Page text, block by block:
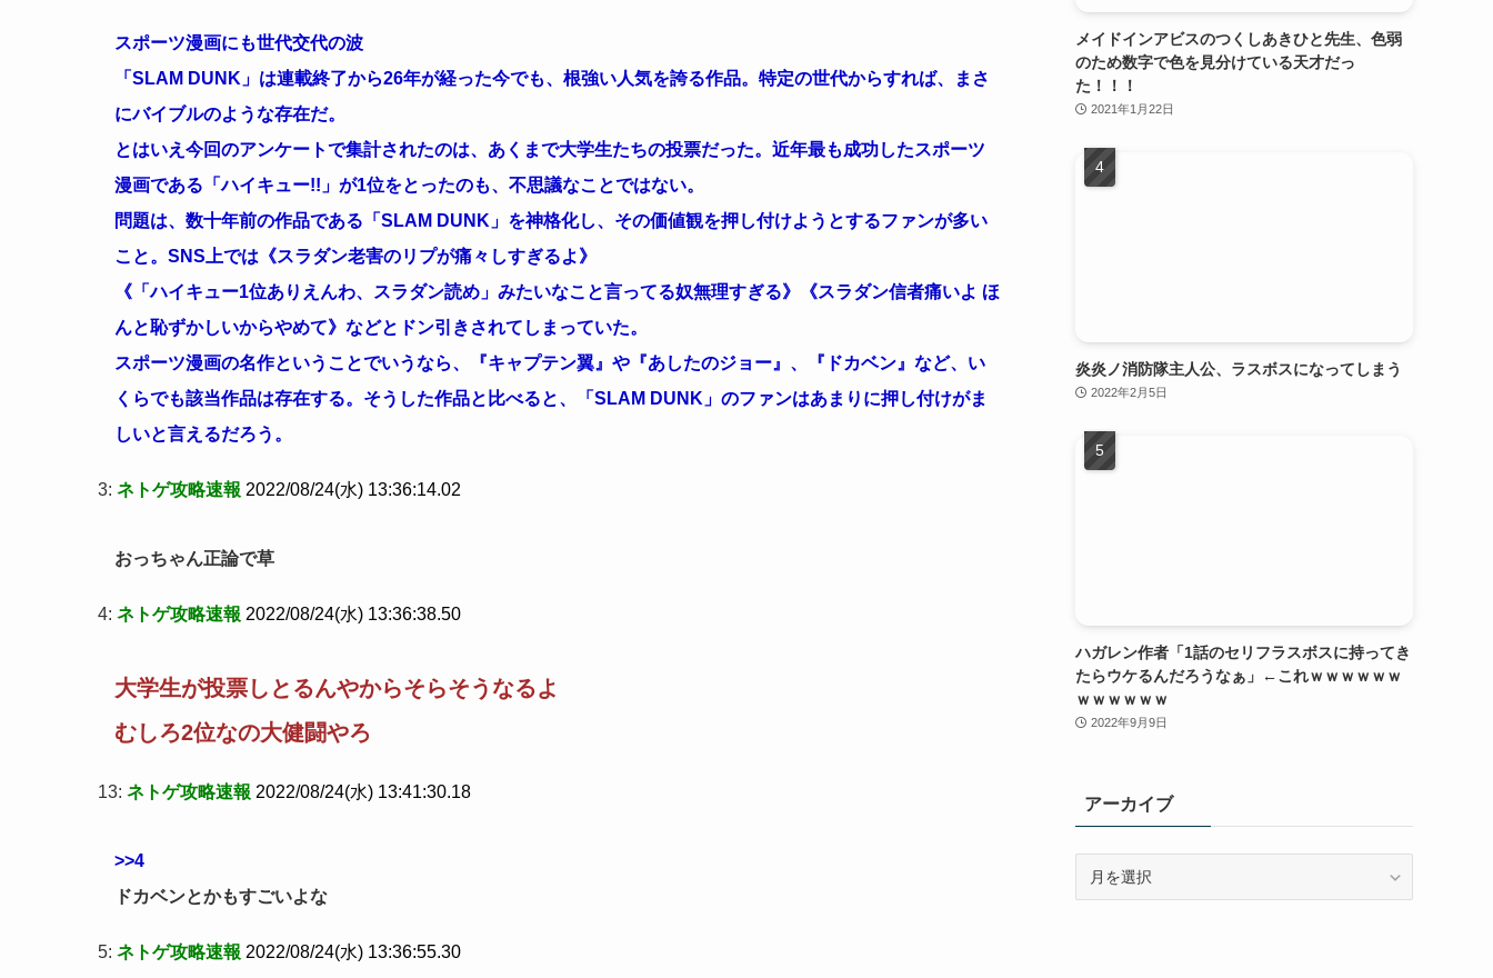
スポーツ漫画にも世代交代の波
「SLAM DUNK」は連載終了から26年が経った今でも、根強い人気を誇る作品。特定の世代からすれば、まさ
にバイブルのような存在だ。
とはいえ今回のアンケートで集計されたのは、あくまで大学生たちの投票だった。近年最も成功したスポーツ
漫画である「ハイキュー!!」が1位をとったのも、不思議なことではない。
問題は、数十年前の作品である「SLAM DUNK」を神格化し、その価値観を押し付けようとするファンが多い
こと。SNS上では《スラダン老害のリプが痛々しすぎるよ》
《「ハイキュー1位ありえんわ、スラダン読め」みたいなこと言ってる奴無理すぎる》《スラダン信者痛いよ ほ
んと恥ずかしいからやめて》などとドン引きされてしまっていた。
スポーツ漫画の名作ということでいうなら、『キャプテン翼』や『あしたのジョー』、『ドカベン』など、い
くらでも該当作品は存在する。そうした作品と比べると、「SLAM DUNK」のファンはあまりに押し付けがま
しいと言えるだろう。
3: ネトゲ攻略速報 2022/08/24(水) 13:36:14.02
おっちゃん正論で草
4: ネトゲ攻略速報 2022/08/24(水) 13:36:38.50
大学生が投票しとるんやからそらそうなるよ
むしろ2位なの大健闘やろ
13: ネトゲ攻略速報 2022/08/24(水) 13:41:30.18
>>4
ドカベンとかもすごいよな
5: ネトゲ攻略速報 2022/08/24(水) 13:36:55.30
メイドインアビスのつくしあきひと先生、色弱
のため数字で色を見分けている天才だっ
た！！！
2021年1月22日
炎炎ノ消防隊主人公、ラスボスになってしまう
2022年2月5日
ハガレン作者「1話のセリフラスボスに持ってき
たらウケるんだろうなぁ」←これｗｗｗｗｗｗ
ｗｗｗｗｗｗ
2022年9月9日
アーカイブ